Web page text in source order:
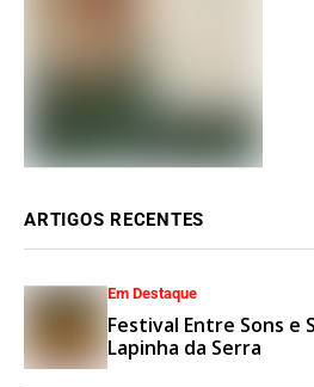
ARTIGOS RECENTES
Em Destaque
Festival Entre Sons e
Lapinha da Serra